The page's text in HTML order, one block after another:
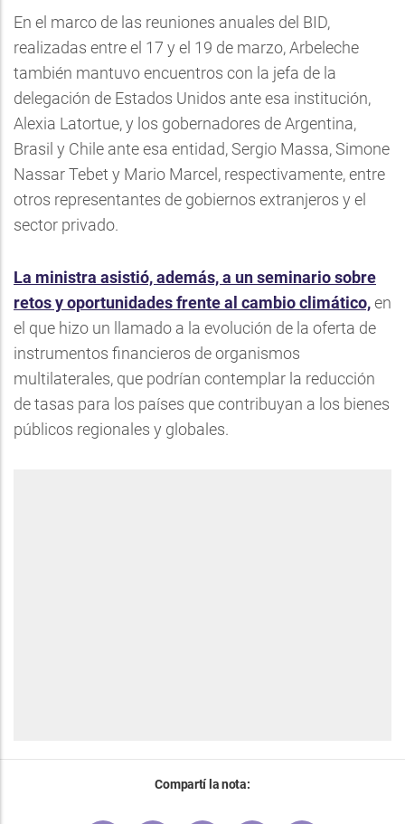
En el marco de las reuniones anuales del BID,
realizadas entre el 17 y el 19 de marzo, Arbeleche
también mantuvo encuentros con la jefa de la
delegación de Estados Unidos ante esa institución,
Alexia Latortue, y los gobernadores de Argentina,
Brasil y Chile ante esa entidad, Sergio Massa, Simone
Nassar Tebet y Mario Marcel, respectivamente, entre
otros representantes de gobiernos extranjeros y el
sector privado.
La ministra asistió, además, a un seminario sobre
retos y oportunidades frente al cambio climático,en
el que hizo un llamado a la evolución de la oferta de
instrumentos financieros de organismos
multilaterales, que podrían contemplar la reducción
de tasas para los países que contribuyan a los bienes
públicos regionales y globales.
Compartí la nota: